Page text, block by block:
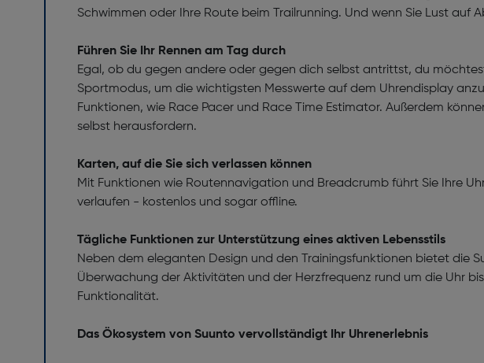
Schwimmen oder Ihre Route beim Trailrunning. Und wenn Sie Lust auf
Führen Sie Ihr Rennen am Tag durch
Egal, ob du gegen andere oder gegen dich selbst antrittst, du
Sportmodus, um die wichtigsten Messwerte auf dem Uhrendisplay
Funktionen, wie Race Pacer und Race Time Estimator. Außerdem
selbst herausfordern.
Karten, auf die Sie sich verlassen können
Mit Funktionen wie Routennavigation und Breadcrumb führt Sie Ihre
verlaufen - kostenlos und sogar offline.
Tägliche Funktionen zur Unterstützung eines aktiven Lebensstils
Neben dem eleganten Design und den Trainingsfunktionen bietet die
Überwachung der Aktivitäten und der Herzfrequenz rund um die Uhr
Funktionalität.
Das Ökosystem von Suunto vervollständigt Ihr Uhrenerlebnis